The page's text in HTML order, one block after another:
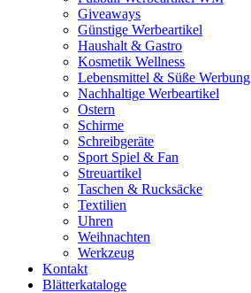
Giveaways
Günstige Werbeartikel
Haushalt & Gastro
Kosmetik Wellness
Lebensmittel & Süße Werbung
Nachhaltige Werbeartikel
Ostern
Schirme
Schreibgeräte
Sport Spiel & Fan
Streuartikel
Taschen & Rucksäcke
Textilien
Uhren
Weihnachten
Werkzeug
Kontakt
Blätterkataloge